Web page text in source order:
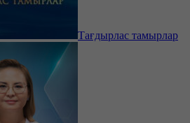
Тағдырлас тамырлар